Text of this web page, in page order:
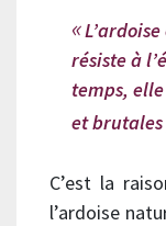
résiste à
temps,
et brutales
C’est la
l’ardoise